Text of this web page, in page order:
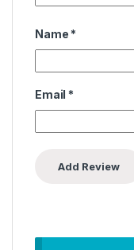
Name *
Email *